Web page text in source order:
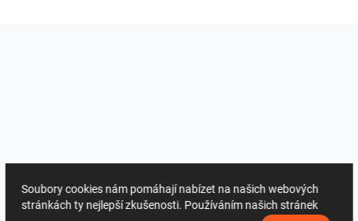
Soubory cookies nám pomáhají nabízet na našich webových
stránkách ty nejlepší zkušenosti. Používáním našich stránek